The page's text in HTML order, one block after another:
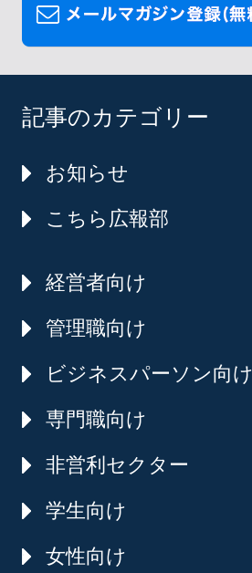
記事のカテゴリー
お知らせ
こちら広報部
経営者向け
管理職向け
ビジネスパーソン向け
専門職向け
非営利セクター
学生向け
女性向け